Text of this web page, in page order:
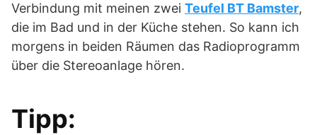
Verbindung mit meinen zwei Teufel BT Bamster,
die im Bad und in der Küche stehen. So kann ich
morgens in beiden Räumen das Radioprogramm
über die Stereoanlage hören.
Tipp: